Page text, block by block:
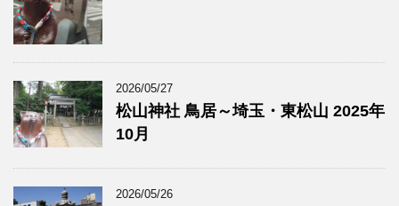
2026/05/27
松山神社 鳥居～埼玉・東松山 2025年
10月
2026/05/26